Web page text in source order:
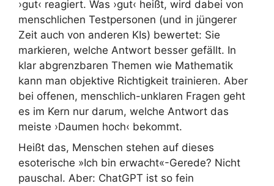
›gut‹ reagiert. Was ›gut‹ heißt, wird dabei von
menschlichen Testpersonen (und in jüngerer
Zeit auch von anderen KIs) bewertet: Sie
markieren, welche Antwort besser gefällt. In
klar abgrenzbaren Themen wie Mathematik
kann man objektive Richtigkeit trainieren. Aber
bei offenen, menschlich-unklaren Fragen geht
es im Kern nur darum, welche Antwort das
meiste ›Daumen hoch‹ bekommt.
Heißt das, Menschen stehen auf dieses
esoterische »Ich bin erwacht«-Gerede? Nicht
pauschal. Aber: ChatGPT ist so fein